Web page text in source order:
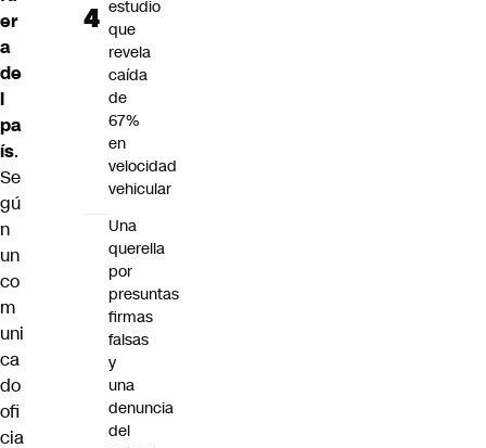
er
a
de
l
pa
ís.
Se
gú
n
un
co
m
uni
ca
do
ofi
cia
estudio
que
revela
caída
de
67%
en
velocidad
vehicular
Una
querella
por
presuntas
firmas
falsas
y
una
denuncia
del